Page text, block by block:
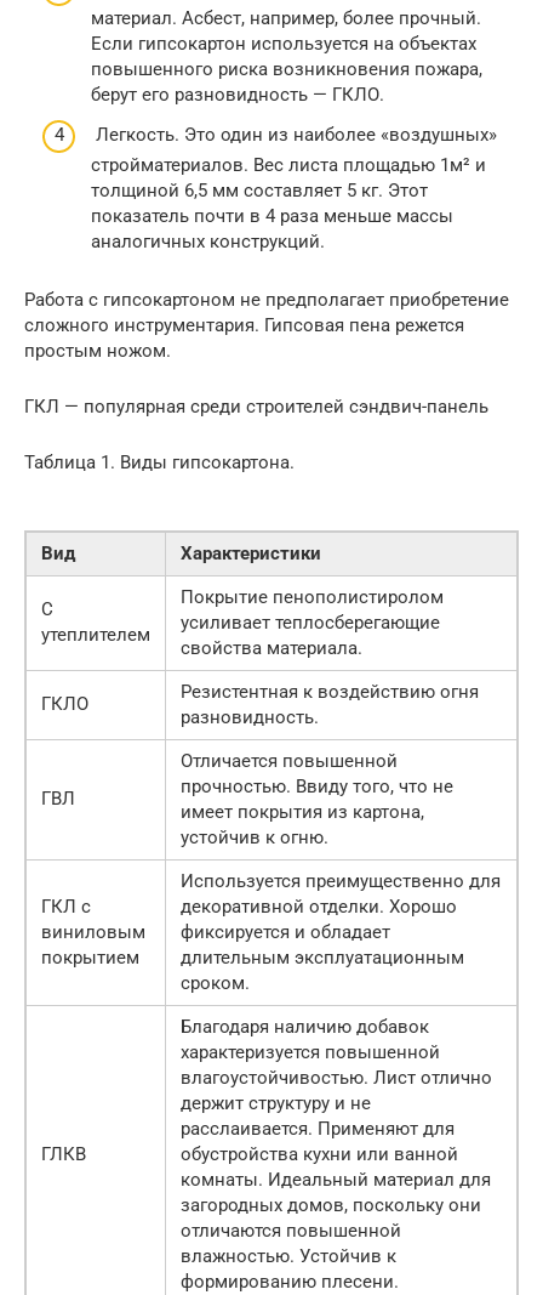
материал. Асбест, например, более прочный.
Если гипсокартон используется на объектах
повышенного риска возникновения пожара,
берут его разновидность — ГКЛО.
Легкость. Это один из наиболее «воздушных»
стройматериалов. Вес листа площадью 1м² и
толщиной 6,5 мм составляет 5 кг. Этот
показатель почти в 4 раза меньше массы
аналогичных конструкций.
Работа с гипсокартоном не предполагает приобретение
сложного инструментария. Гипсовая пена режется
простым ножом.
ГКЛ — популярная среди строителей сэндвич-панель
Таблица 1. Виды гипсокартона.
Вид Характеристики
С
утеплителем
Покрытие пенополистиролом
усиливает теплосберегающие
свойства материала.
ГКЛО
Резистентная к воздействию огня
разновидность.
ГВЛ
Отличается повышенной
прочностью. Ввиду того, что не
имеет покрытия из картона,
устойчив к огню.
ГКЛ с
виниловым
покрытием
Используется преимущественно для
декоративной отделки. Хорошо
фиксируется и обладает
длительным эксплуатационным
сроком.
ГЛКВ
Благодаря наличию добавок
характеризуется повышенной
влагоустойчивостью. Лист отлично
держит структуру и не
расслаивается. Применяют для
обустройства кухни или ванной
комнаты. Идеальный материал для
загородных домов, поскольку они
отличаются повышенной
влажностью. Устойчив к
формированию плесени.